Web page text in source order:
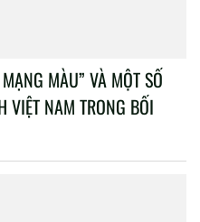
MÀU” VÀ MỘT SỐ
NAM TRONG BỐI